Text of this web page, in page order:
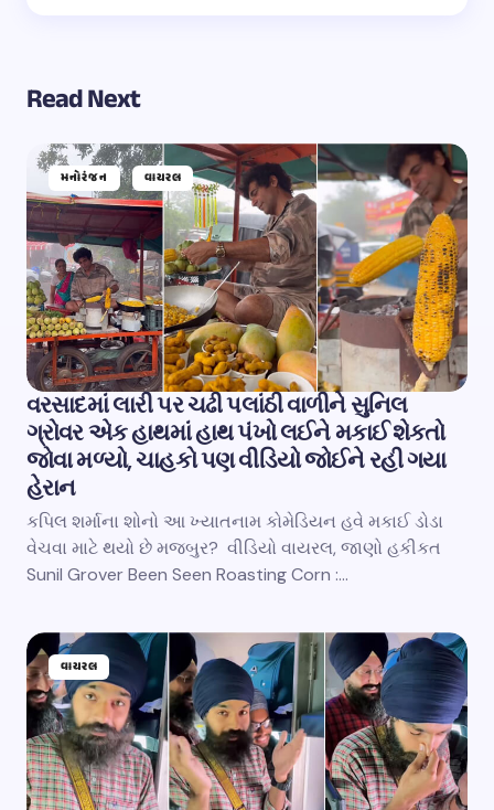
Read Next
મનોરંજન વાયરલ
વરસાદમાં લારી પર ચઢી પલાંઠી વાળીને સુનિલ
ગ્રોવર એક હાથમાં હાથ પંખો લઈને મકાઈ શેકતો
જોવા મળ્યો, ચાહકો પણ વીડિયો જોઈને રહી ગયા
હેરાન
કપિલ શર્માના શોનો આ ખ્યાતનામ કોમેડિયન હવે મકાઈ ડોડા
વેચવા માટે થયો છે મજબુર? વીડિયો વાયરલ, જાણો હકીકત
Sunil Grover Been Seen Roasting Corn :…
વાયરલ